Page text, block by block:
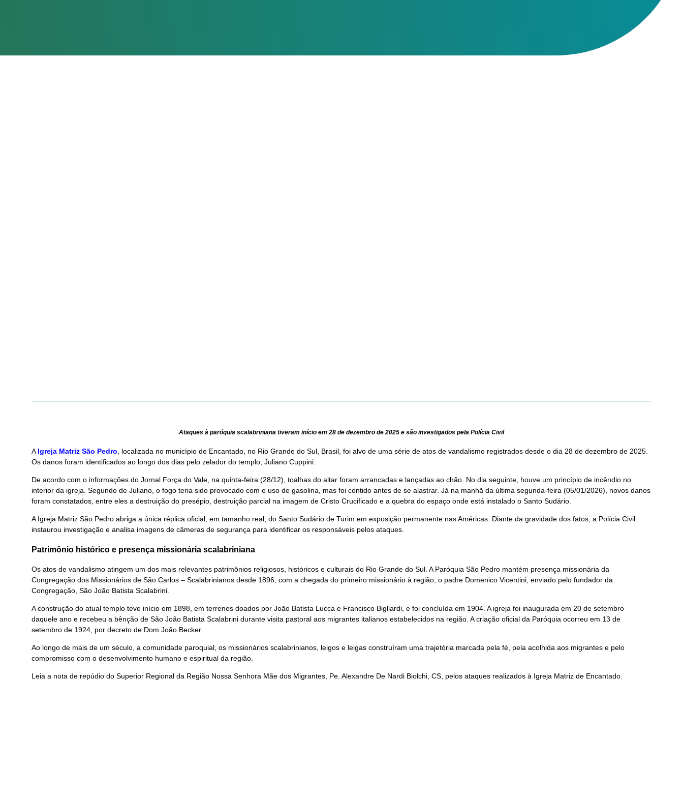
Ataques à paróquia scalabriniana tiveram início em 28 de dezembro de 2025 e são investigados pela Polícia Civil
A Igreja Matriz São Pedro , localizada no município de Encantado, no Rio Grande do Sul, Brasil, foi alvo de uma série de atos de vandalismo registrados desde o dia 28 de dezembro de 2025.
Os danos foram identificados ao longo dos dias pelo zelador do templo, Juliano Cuppini.
De acordo com o informações do Jornal Força do Vale, na quinta-feira (28/12), toalhas do altar foram arrancadas e lançadas ao chão. No dia seguinte, houve um princípio de incêndio no
interior da igreja. Segundo de Juliano, o fogo teria sido provocado com o uso de gasolina, mas foi contido antes de se alastrar. Já na manhã da última segunda-feira (05/01/2026), novos danos
foram constatados, entre eles a destruição do presépio, destruição parcial na imagem de Cristo Crucificado e a quebra do espaço onde está instalado o Santo Sudário.
A Igreja Matriz São Pedro abriga a única réplica oficial, em tamanho real, do Santo Sudário de Turim em exposição permanente nas Américas. Diante da gravidade dos fatos, a Polícia Civil
instaurou investigação e analisa imagens de câmeras de segurança para identificar os responsáveis pelos ataques.
Patrimônio histórico e presença missionária scalabriniana
Os atos de vandalismo atingem um dos mais relevantes patrimônios religiosos, históricos e culturais do Rio Grande do Sul. A Paróquia São Pedro mantém presença missionária da
Congregação dos Missionários de São Carlos – Scalabrinianos desde 1896, com a chegada do primeiro missionário à região, o padre Domenico Vicentini, enviado pelo fundador da
Congregação, São João Batista Scalabrini.
A construção do atual templo teve início em 1898, em terrenos doados por João Batista Lucca e Francisco Bigliardi, e foi concluída em 1904. A igreja foi inaugurada em 20 de setembro
daquele ano e recebeu a bênção de São João Batista Scalabrini durante visita pastoral aos migrantes italianos estabelecidos na região. A criação oficial da Paróquia ocorreu em 13 de
setembro de 1924, por decreto de Dom João Becker.
Ao longo de mais de um século, a comunidade paroquial, os missionários scalabrinianos, leigos e leigas construíram uma trajetória marcada pela fé, pela acolhida aos migrantes e pelo
compromisso com o desenvolvimento humano e espiritual da região.
Leia a nota de repúdio do Superior Regional da Região Nossa Senhora Mãe dos Migrantes, Pe. Alexandre De Nardi Biolchi, CS, pelos ataques realizados à Igreja Matriz de Encantado.